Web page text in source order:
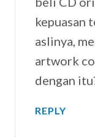
kepuasan
aslinya,
artwork
dengan
REPLY